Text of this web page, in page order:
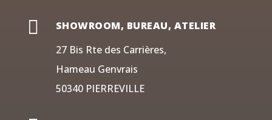

SHOWROOM, BUREAU, ATELIER
27 Bis Rte des Carrières,
Hameau Genvrais
50340 PIERREVILLE